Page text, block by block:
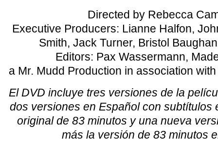
Directed by Rebecca
Executive Producers: Lianne Halfon,
Smith, Jack Turner, Bristol
Editors: Pax Wassermann,
a Mr. Mudd Production in association
El DVD incluye tres versiones de la
dos versiones en Español con subtítulos
original de 83 minutos y una nueva
más la versión de 83 minutos